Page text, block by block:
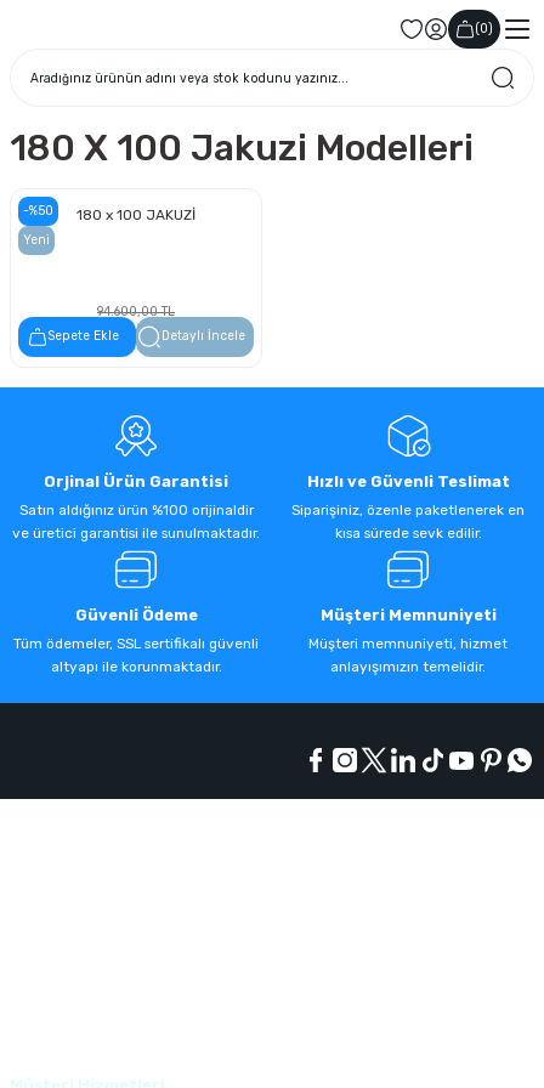
(0)
180 X 100 Jakuzi Modelleri
-%50
Yeni
180 x 100 JAKUZİ
94.600,00 TL
47.300,00 TL
Sepete Ekle Detaylı İncele
Orjinal Ürün Garantisi
Satın aldığınız ürün %100 orijinaldir
ve üretici garantisi ile sunulmaktadır.
Hızlı ve Güvenli Teslimat
Siparişiniz, özenle paketlenerek en
kısa sürede sevk edilir.
Güvenli Ödeme
Tüm ödemeler, SSL sertifikalı güvenli
altyapı ile korunmaktadır.
Müşteri Memnuniyeti
Müşteri memnuniyeti, hizmet
anlayışımızın temelidir.